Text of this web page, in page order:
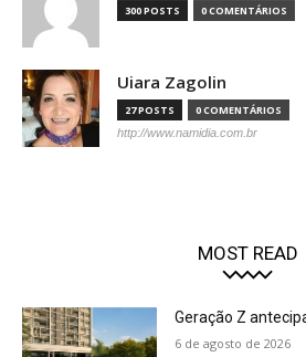
300 POSTS 0 COMENTÁRIOS
Uiara Zagolin
27 POSTS 0 COMENTÁRIOS
http://www.namidia.com.br
MOST READ
Geração Z
6 de agosto de 2026